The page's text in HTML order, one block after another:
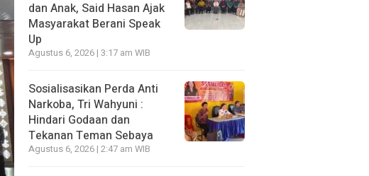
dan Anak, Said Hasan Ajak
Masyarakat Berani Speak
Up
Agustus 6, 2026 | 3:17 am WIB
Sosialisasikan Perda Anti
Narkoba, Tri Wahyuni :
Hindari Godaan dan
Tekanan Teman Sebaya
Agustus 6, 2026 | 2:47 am WIB